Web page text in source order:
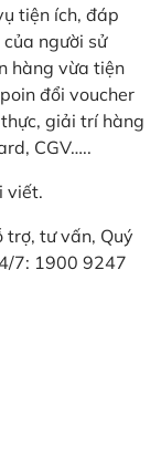
tiện ích, đáp
người sử
hàng vừa tiện
đổi voucher
giải trí hàng
CGV…..
viết.
tư vấn, Quý
7: 1900 9247